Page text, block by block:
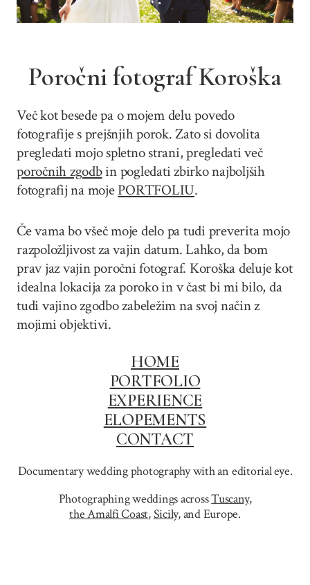
Poročni fotograf Koroška
Več kot besede pa o mojem delu povedo
fotografije s prejšnjih porok. Zato si dovolita
pregledati mojo spletno strani, pregledati več
poročnih zgodbin pogledati zbirko najboljših
fotografij na mojePORTFOLIU.
Če vama bo všeč moje delo pa tudi preverita mojo
razpoložljivost za vajin datum. Lahko, da bom
prav jaz vajin poročni fotograf. Koroška deluje kot
idealna lokacija za poroko in v čast bi mi bilo, da
tudi vajino zgodbo zabeležim na svoj način z
mojimi objektivi.
HOME
PORTFOLIO
EXPERIENCE
ELOPEMENTS
CONTACT
Documentary wedding photography with an editorial eye.
Photographing weddings acrossTuscany,
the Amalfi Coast,Sicily,and Europe.